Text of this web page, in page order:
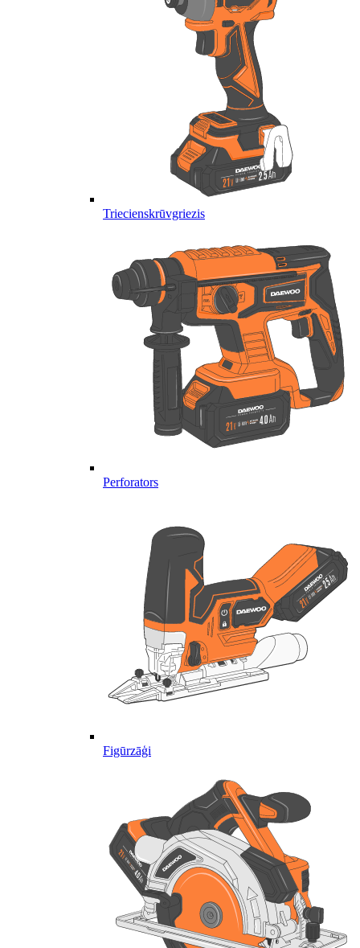
Triecienskrūvgriezis
Perforators
Figūrzāģi